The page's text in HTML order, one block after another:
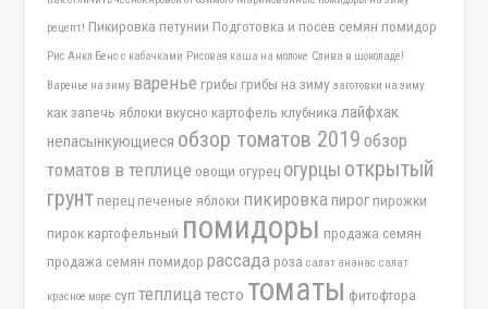
рецепт! Пикировка петунии Подготовка и посев семян помидор
Рис Анкл Бенс с кабачками Рисовая каша на молоке Слива в шоколаде!
Варенье на зиму варенье грибы грибы на зиму заготовки на зиму
как запечь яблоки вкусно картофель клубника лайфхак
непасынкующиеся обзор томатов 2019 обзор
томатов в теплице овощи огурец огурцы открытый
грунт перец печеные яблоки пикировкапирог пирожки
пирок картофельный помидоры продажа семян
продажа семян помидор рассада роза салат ананас салат
красное море суп теплицатесто томаты фитофтора